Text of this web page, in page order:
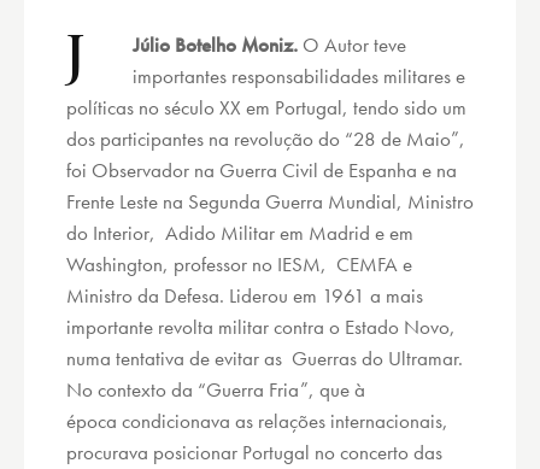
J Júlio Botelho Moniz. O Autor teve
importantes responsabilidades militares e
políticas no século XX em Portugal, tendo sido um
dos participantes na revolução do “28 de Maio”,
foi Observador na Guerra Civil de Espanha e na
Frente Leste na Segunda Guerra Mundial, Ministro
do Interior, Adido Militar em Madrid e em
Washington, professor no IESM, CEMFA e
Ministro da Defesa. Liderou em 1961 a mais
importante revolta militar contra o Estado Novo,
numa tentativa de evitar as Guerras do Ultramar.
No contexto da “Guerra Fria”, que à
época condicionava as relações internacionais,
procurava posicionar Portugal no concerto das